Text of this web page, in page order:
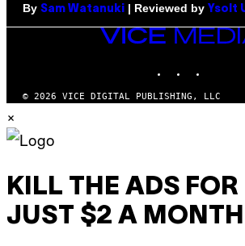
By Sam Watanuki | Reviewed by Ysolt
VICE
© 2026 VICE DIGITAL PUBLISHING, LLC
×
KILL THE ADS FOR
JUST $2 A MONTH